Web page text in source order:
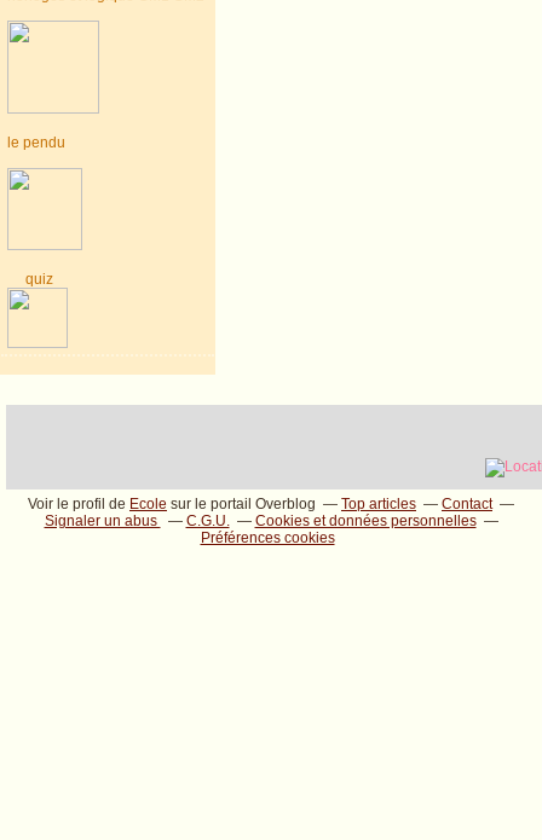
le pendu
quiz
Voir le profil de Ecole sur le portail Overblog Top articles
Contact
Signaler un abus
C.G.U.
Cookies et données personnelles
Préférences cookies